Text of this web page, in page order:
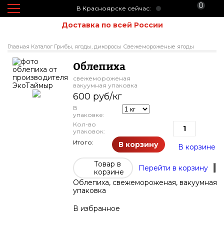
В Красноярске сейчас: 0
Доставка по всей России
Главная Каталог Грибы, ягоды, дикоросы Свежемороженые ягоды
Облепиха
свежемороженая
вакуумная упаковка
600 руб/кг
В
упаковке:
Кол-во
упаковок:
Итого:
В корзину
В корзине
Товар в
корзине
Перейти в корзину
Облепиха, свежемороженая, вакуумная
упаковка
В избранное